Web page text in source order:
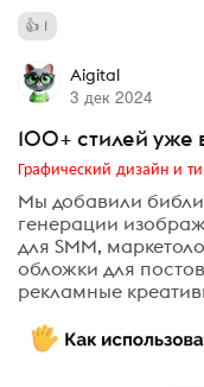
1
Aigital
3 дек 2024
100+ стилей уже
Графический дизайн и
Мы добавили
генерации
для SMM,
обложки для
рекламные